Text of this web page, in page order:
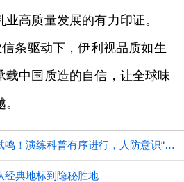
高质量发展的有力印证。
条驱动下，伊利视品质如生
载中国质造的自信，让全球味
今天，上海全市防空警报试鸣！演练科普有序进行，人防意识“声入人心”
经典地标到隐秘胜地